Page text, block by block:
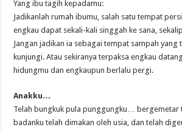
Yang ibu tagih kepadamu:
Jadikanlah rumah ibumu, salah satu tempat
engkau dapat sekali-kali singgah ke sana,
Jangan jadikan ia sebagai tempat sampah yang
kunjungi. Atau sekiranya terpaksa engkau
hidungmu dan engkaupun berlalu pergi.
Anakku…
Telah bungkuk pula punggungku… bergemetar
badanku telah dimakan oleh usia, dan telah